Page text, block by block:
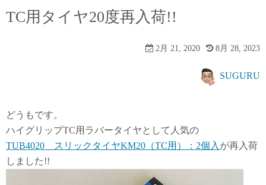
ッTC用タイヤ20度再入荷!!
2月 21, 2020 8月 28, 2023
SUGURU
どうもです。
ハイグリップTC用ラバータイヤとして人気の
TUB4020 スリックタイヤKM20（TC用）：2個入 が再入荷
しました!!